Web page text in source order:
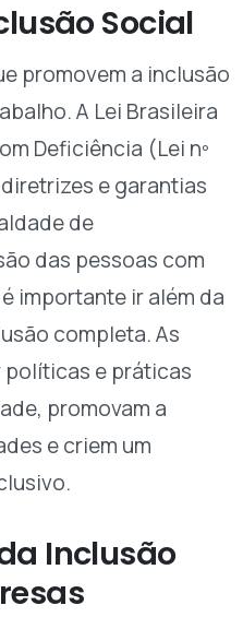
Social
promovem a inclusão
A Lei Brasileira
Deficiência (Lei nº
e garantias
de
das pessoas com
importante ir além da
completa. As
políticas e práticas
promovam a
e criem um
Inclusão